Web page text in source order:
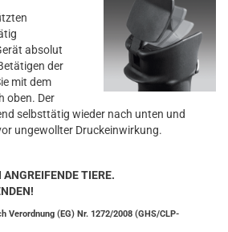
absolut
der
mit dem
oben. Der
selbsttätig wieder nach unten und
ungewollter Druckeinwirkung.
ANGREIFENDE TIERE.
Verordnung (EG) Nr. 1272/2008 (GHS/CLP-